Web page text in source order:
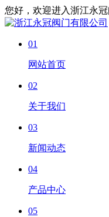
您好，欢迎进入浙江永冠
01
网站首页
02
关于我们
03
新闻动态
04
产品中心
05